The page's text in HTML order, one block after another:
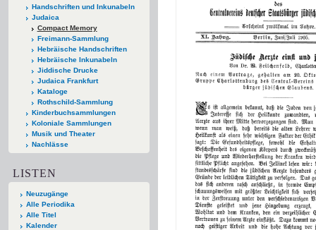
Handschriften und Inkunabeln
Judaica
Compact Memory
Freimann-Sammlung
Hebräische Handschriften
Hebräische Inkunabeln
Jiddische Drucke
Judaica Frankfurt
Kataloge
Rothschild-Sammlung
Kinderbuchsammlungen
Koloniale Sammlungen
Musik und Theater
Nachlässe
LISTEN
Neuzugänge
Alle Periodika
Alle Titel
Kalender